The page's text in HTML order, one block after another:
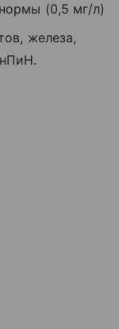
(0,5 мг/л)
железа,